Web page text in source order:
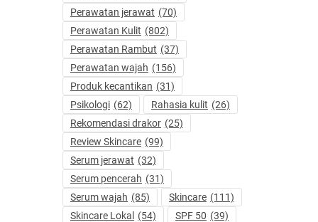
Perawatan jerawat (70)
Perawatan Kulit (802)
Perawatan Rambut (37)
Perawatan wajah (156)
Produk kecantikan (31)
Psikologi (62) Rahasia kulit (26)
Rekomendasi drakor (25)
Review Skincare (99)
Serum jerawat (32)
Serum pencerah (31)
Serum wajah (85) Skincare (111)
Skincare Lokal
(54) SPF 50 (39)